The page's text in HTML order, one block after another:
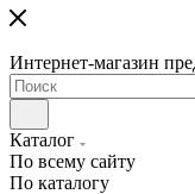
Интернет-магазин
Каталог
По всему сайту
По каталогу